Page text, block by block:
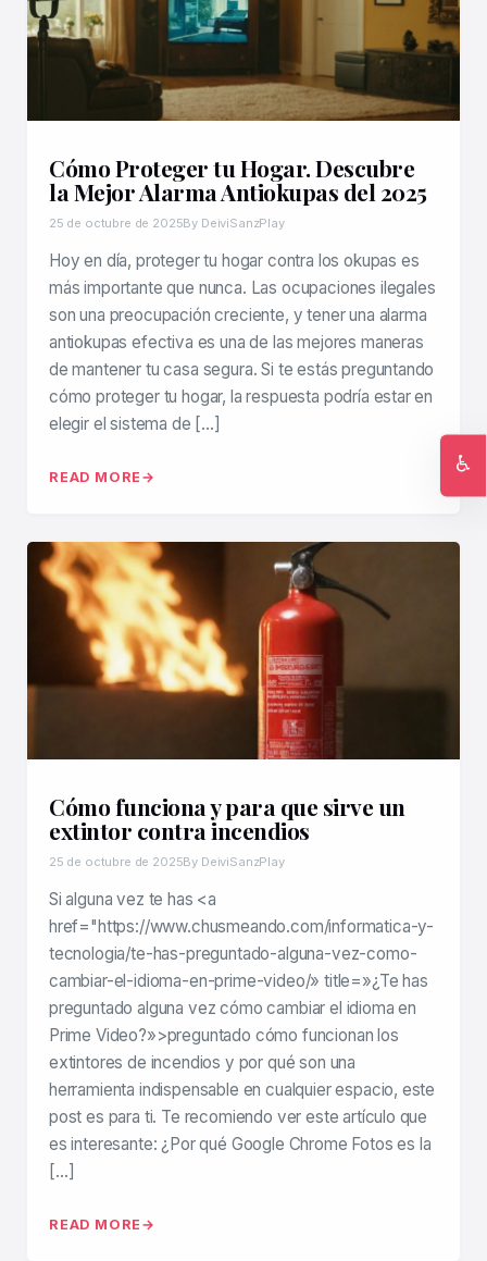
Cómo Proteger tu Hogar. Descubre
la Mejor Alarma Antiokupas del 2025
25 de octubre de 2025By DeiviSanzPlay
Hoy en día, proteger tu hogar contra los okupas es
más importante que nunca. Las ocupaciones ilegales
son una preocupación creciente, y tener una alarma
antiokupas efectiva es una de las mejores maneras
de mantener tu casa segura. Si te estás preguntando
cómo proteger tu hogar, la respuesta podría estar en
elegir el sistema de […]
READ MORE
Cómo funciona y para que sirve un
extintor contra incendios
25 de octubre de 2025By DeiviSanzPlay
Si alguna vez te has <a
href="https://www.chusmeando.com/informatica-y-
tecnologia/te-has-preguntado-alguna-vez-como-
cambiar-el-idioma-en-prime-video/» title=»¿Te has
preguntado alguna vez cómo cambiar el idioma en
Prime Video?»>preguntado cómo funcionan los
extintores de incendios y por qué son una
herramienta indispensable en cualquier espacio, este
post es para ti. Te recomiendo ver este artículo que
es interesante: ¿Por qué Google Chrome Fotos es la
[…]
READ MORE
♿